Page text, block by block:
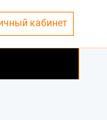
кабинет